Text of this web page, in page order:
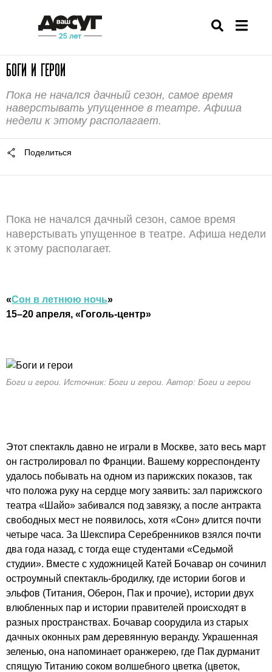
БОГИ И ГЕРОИ
Пока не начался дачный сезон, самое время
наверстывать упущенное в театре. Афиша
недели к этому располагает.
Поделиться
Пока не начался дачный сезон, самое время
наверстывать упущенное в театре. Афиша недели
к этому располагает.
«Сон в летнюю ночь»
15–20 апреля, «Гоголь-центр»
Боги и герои. Источник: Боги и герои. Автор: Боги и герои
Этот спектакль давно не играли в Москве, зато весь март
он гастролировал по Франции. Вашему корреспонденту
удалось побывать на одном из парижских показов, так
что положа руку на сердце могу заявить: зал парижского
театра «Шайо» забивался под завязку, а после антракта
свободных мест не появилось, хотя «Сон» длится почти
четыре часа. За Шекспира Серебренников взялся почти
два года назад, с тогда еще студентами «Седьмой
студии». Вместе с художницей Катей Бочавар он сочинил
остроумный спектакль-бродилку, где истории богов и
эльфов (Титания, Оберон, Пак и прочие), истории двух
влюбленных пар и истории правителей происходят в
разных пространствах. Бочавар соорудила из старых
дачных оконных рам деревянную веранду. Украшенная
зеленью, она напоминает оранжерею, где Пак дурманит
спящую Титанию соком волшебного цветка (цветок,